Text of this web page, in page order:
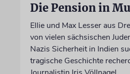
Die Pension in
Ellie und Max Lesser aus
von vielen sächsischen
Nazis Sicherheit in Indien
tragische Geschichte